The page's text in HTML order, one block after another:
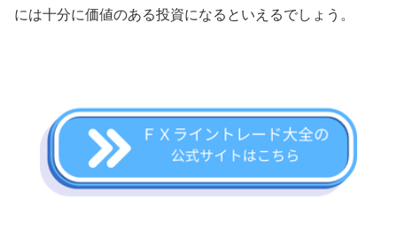
には十分に価値のある投資になるといえるでしょう。